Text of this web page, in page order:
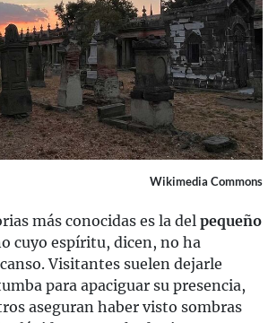
Wikimedia Commons
más conocidas es la del pequeño
cuyo espíritu, dicen, no ha
Visitantes suelen dejarle
para apaciguar su presencia,
aseguran haber visto sombras